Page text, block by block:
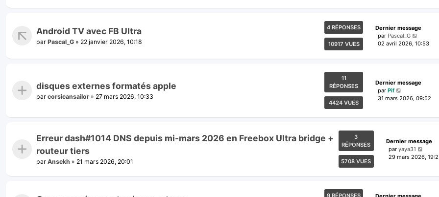
Android TV avec FB Ultra
par Pascal_G » 22 janvier 2026, 10:18
4 RÉPONSES
10917 VUES
Dernier message
par Pascal_G
02 avril 2026, 10:53
disques externes formatés apple
par corsicansailor » 27 mars 2026, 10:33
11
RÉPONSES
4424 VUES
Dernier message
par Pif
31 mars 2026, 09:52
Erreur dash#1014 DNS depuis mi-mars 2026 en Freebox Ultra bridge +
routeur tiers
par Ansekh » 21 mars 2026, 20:01
3
RÉPONSES
5708 VUES
Dernier message
par yaya31
29 mars 2026,